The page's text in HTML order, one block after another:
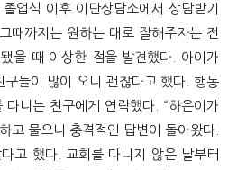
업식 이후 이단상담소에서 상담받기
때까지는 원하는 대로 잘해주자는 전
을 때 이상한 점을 발견했다. 아이가
들이 많이 오니 괜찮다고 했다. 행동
니는 친구에게 연락했다. “하은이가
고 물으니 충격적인 답변이 돌아왔다.
고 했다. 교회를 다니지 않은 날부터